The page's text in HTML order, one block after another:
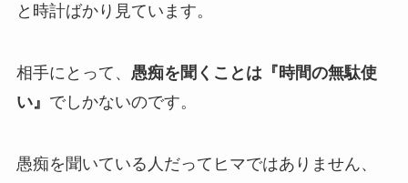
と時計ばかり見ています。
相手にとって、 愚痴を聞くことは『時間の無駄使
い』 でしかないのです。
愚痴を聞いている人だってヒマではありません、